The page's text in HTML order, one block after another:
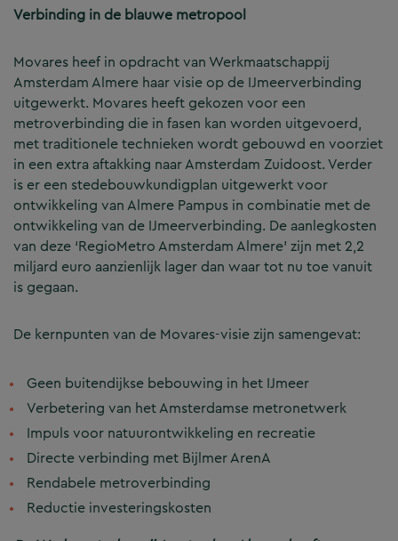
Verbinding in de blauwe metropool
Movares heef in opdracht van Werkmaatschappij
Amsterdam Almere haar visie op de IJmeerverbinding
uitgewerkt. Movares heeft gekozen voor een
metroverbinding die in fasen kan worden uitgevoerd,
met traditionele technieken wordt gebouwd en voorziet
in een extra aftakking naar Amsterdam Zuidoost. Verder
is er een stedebouwkundigplan uitgewerkt voor
ontwikkeling van Almere Pampus in combinatie met de
ontwikkeling van de IJmeerverbinding. De aanlegkosten
van deze ‘RegioMetro Amsterdam Almere’ zijn met 2,2
miljard euro aanzienlijk lager dan waar tot nu toe vanuit
is gegaan.
De kernpunten van de Movares-visie zijn samengevat:
Geen buitendijkse bebouwing in het IJmeer
Verbetering van het Amsterdamse metronetwerk
Impuls voor natuurontwikkeling en recreatie
Directe verbinding met Bijlmer ArenA
Rendabele metroverbinding
Reductie investeringskosten